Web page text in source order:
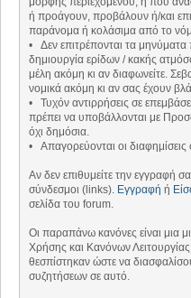
ή προάγουν, προβάλουν ή/και
παράνομα ή κολάσιμα από το
• Δεν επιτρέπονται τα
δημιουργία ερίδων / κακής
μέλη ακόμη κι αν διαφωνείτε.
νομικά ακόμη κι αν σας έχουν
• Τυχόν αντιρρήσεις σε
πρέπει να υποβάλλονται με
όχι δημόσια.
• Απαγορεύονται οι
Αν δεν επιθυμείτε την εγγραφή
σύνδεσμοι (links). Εγγραφή ή
σελίδα του forum.
Οι παραπάνω κανόνες είναι μια
Χρήσης και Κανόνων
θεσπίστηκαν ώστε να
συζητήσεων σε αυτό.